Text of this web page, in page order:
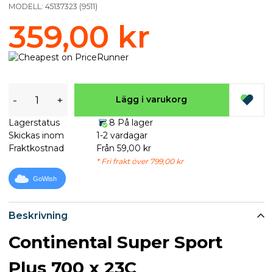
Beskrivning
Continental Super Sport
Plus 700 x 23C
MODELL: 45137323 (9511)
359,00 kr
- + Lägg i varukorg
Lagerstatus
8 På lager
Skickas inom
1-2 vardagar
Fraktkostnad
Från 59,00 kr
* Fri frakt över 799,00 kr
GoWish